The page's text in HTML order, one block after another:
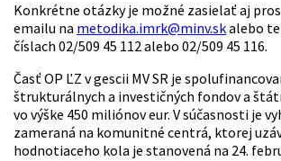
Konkrétne otázky je možné zasielať aj
emailu na metodika.imrk@minv.skalebo
číslach 02/509 45 112 alebo 02/509 45 116.
Časť OP ĽZ v gescii MV SR je
štrukturálnych a investičných fondov a
vo výške 450 miliónov eur. V súčasnosti je
zameraná na komunitné centrá, ktorej
hodnotiaceho kola je stanovená na 24.